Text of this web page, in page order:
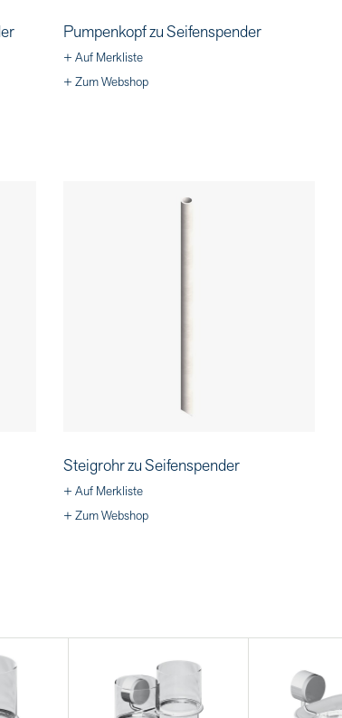
Pumpenkopf zu Seifenspender
+ Auf Merkliste
+ Zum Webshop
Steigrohr zu Seifenspender
+ Auf Merkliste
+ Zum Webshop